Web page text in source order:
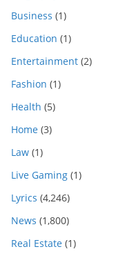
Business (1)
Education (1)
Entertainment (2)
Fashion (1)
Health (5)
Home (3)
Law (1)
Live Gaming (1)
Lyrics (4,246)
News (1,800)
Real Estate (1)